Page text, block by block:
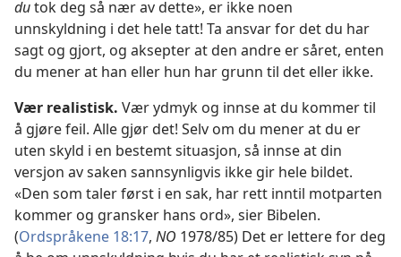
dutok deg så nær av dette», er ikke noen
unnskyldning i det hele tatt! Ta ansvar for det du har
sagt og gjort, og aksepter at den andre er såret, enten
du mener at han eller hun har grunn til det eller ikke.
Vær realistisk. Vær ydmyk og innse at du kommer til
å gjøre feil. Alle gjør det! Selv om du mener at du er
uten skyld i en bestemt situasjon, så innse at din
versjon av saken sannsynligvis ikke gir hele bildet.
«Den som taler først i en sak, har rett inntil motparten
kommer og gransker hans ord», sier Bibelen.
(Ordspråkene 18:17, NO 1978/85) Det er lettere for deg